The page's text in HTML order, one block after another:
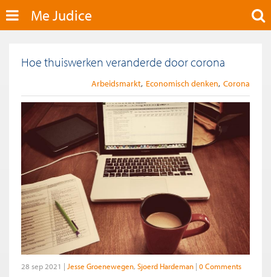
Me Judice
Hoe thuiswerken veranderde door corona
Arbeidsmarkt Economisch denken Corona
28 sep 2021 Jesse Groenewegen Sjoerd Hardeman 0 Comments